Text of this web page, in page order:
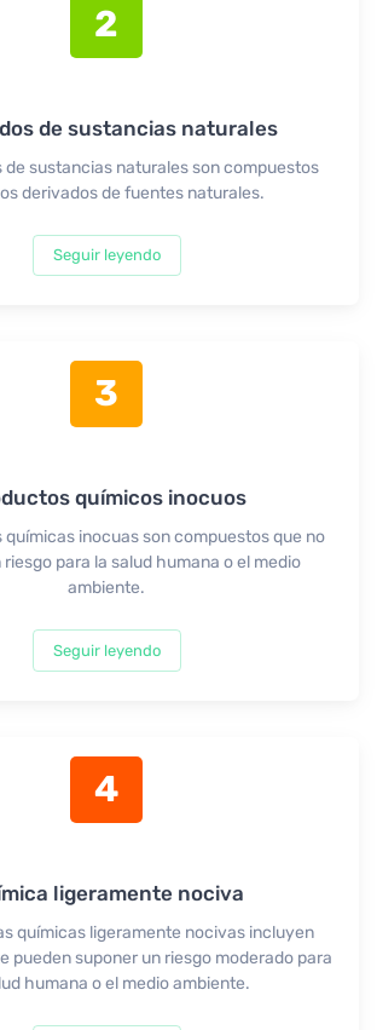
2
de sustancias naturales
de sustancias naturales son compuestos
derivados de fuentes naturales.
Seguir leyendo
3
químicos inocuos
químicas inocuas son compuestos que no
para la salud humana o el medio
ambiente.
Seguir leyendo
4
ligeramente nociva
químicas ligeramente nocivas incluyen
pueden suponer un riesgo moderado para
humana o el medio ambiente.